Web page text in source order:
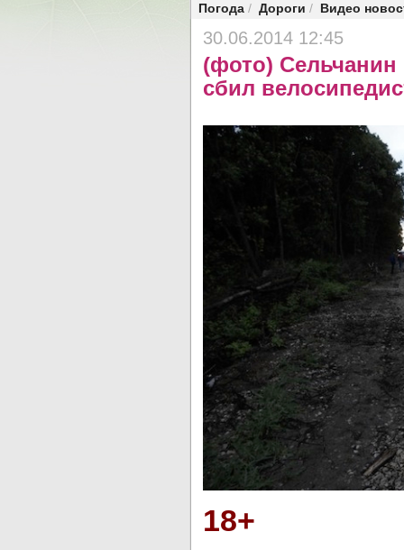
Погода / Дороги / Видео
30.06.2014 12:45
(фото) Сельчанин
сбил
18+